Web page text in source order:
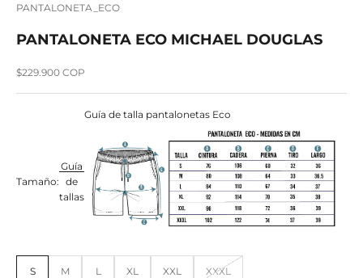
PANTALONETA_ECO
PANTALONETA ECO MICHAEL DOUGLAS
Precio de oferta
$229.900 COP
Tamaño:
Guía
de
tallas
Guía de talla pantalonetas Eco
S M L XL XXL XXXL